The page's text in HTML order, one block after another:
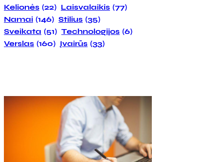
Kelionės (22) Laisvalaikis (77)
Namai (146) Stilius (35)
Sveikata (51) Technologijos (6)
Verslas (160) Įvairūs (33)